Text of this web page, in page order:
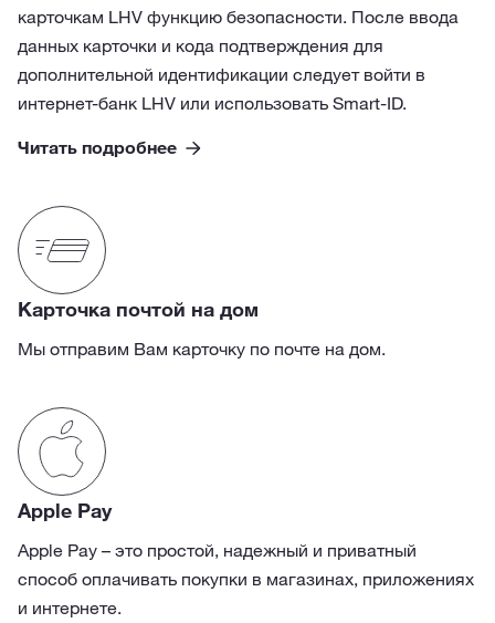
карточкам LHV функцию безопасности. После ввода
данных карточки и кода подтверждения для
дополнительной идентификации следует войти в
интернет-банк LHV или использовать Smart-ID.
Читать подробнее
Карточка почтой на дом
Мы отправим Вам карточку по почте на дом.
Apple Pay
Apple Pay – это простой, надежный и приватный
способ оплачивать покупки в магазинах, приложениях
и интернете.